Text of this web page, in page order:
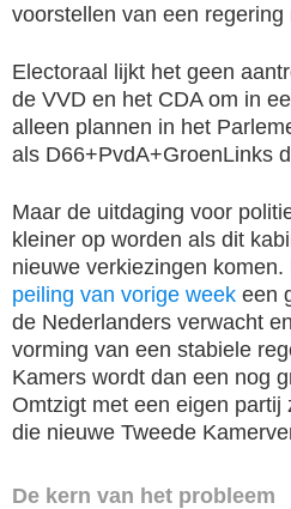
voorstellen van een regering
Electoraal lijkt het geen
de VVD en het CDA om in
alleen plannen in het
als D66+PvdA+GroenLinks
Maar de uitdaging voor
kleiner op worden als dit
nieuwe verkiezingen komen.
peiling van vorige week een
de Nederlanders verwacht
vorming van een stabiele
Kamers wordt dan een nog
Omtzigt met een eigen partij
die nieuwe Tweede
De kern van het probleem